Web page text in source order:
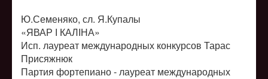
Ю.Семеняко, сл. Я.Купалы
«ЯВАР І КАЛІНА»
Исп. лауреат международных конкурсов Тарас
Присяжнюк
Партия фортепиано - лауреат международных